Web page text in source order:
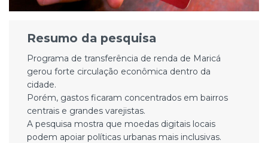
Resumo da pesquisa
Programa de transferência de renda de Maricá
gerou forte circulação econômica dentro da
cidade.
Porém, gastos ficaram concentrados em bairros
centrais e grandes varejistas.
A pesquisa mostra que moedas digitais locais
podem apoiar políticas urbanas mais inclusivas.